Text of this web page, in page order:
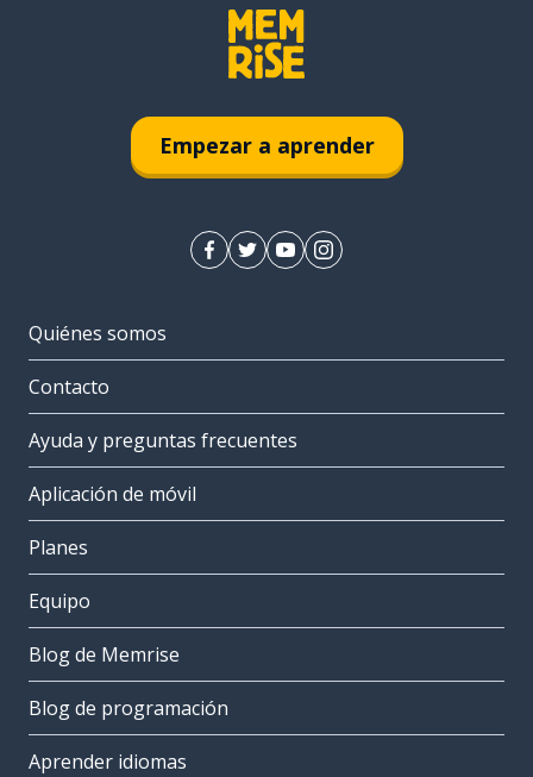
Empezar a aprender
Quiénes somos
Contacto
Ayuda y preguntas frecuentes
Aplicación de móvil
Planes
Equipo
Blog de Memrise
Blog de programación
Aprender idiomas